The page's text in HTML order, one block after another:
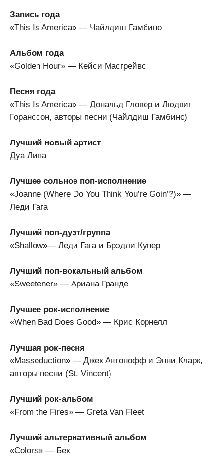
Запись года
«This Is America» — Чайлдиш Гамбино
Альбом года
«Golden Hour» — Кейси Масгрейвс
Песня года
«This Is America» — Дональд Гловер и Людвиг
Горанссон, авторы песни (Чайлдиш Гамбино)
Лучший новый артист
Дуа Липа
Лучшее сольное поп-исполнение
«Joanne (Where Do You Think You’re Goin’?)» —
Леди Гага
Лучший поп-дуэт/группа
«Shallow»— Леди Гага и Брэдли Купер
Лучший поп-вокальный альбом
«Sweetener» — Ариана Гранде
Лучшее рок-исполнение
«When Bad Does Good» — Крис Корнелл
Лучшая рок-песня
«Masseduction» — Джек Антонофф и Энни Кларк,
авторы песни (St. Vincent)
Лучший рок-альбом
«From the Fires» — Greta Van Fleet
Лучший альтернативный альбом
«Colors» — Бек